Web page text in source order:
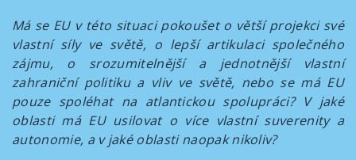
Má se EU v této situaci pokoušet o větší projekci své
vlastní síly ve světě, o lepší artikulaci společného
zájmu, o srozumitelnější a jednotnější vlastní
zahraniční politiku a vliv ve světě, nebo se má EU
pouze spoléhat na atlantickou spolupráci? V jaké
oblasti má EU usilovat o více vlastní suverenity a
autonomie, a v jaké oblasti naopak nikoliv?